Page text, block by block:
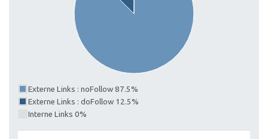
Externe Links : noFollow 87.5%
Externe Links : doFollow 12.5%
Interne Links 0%